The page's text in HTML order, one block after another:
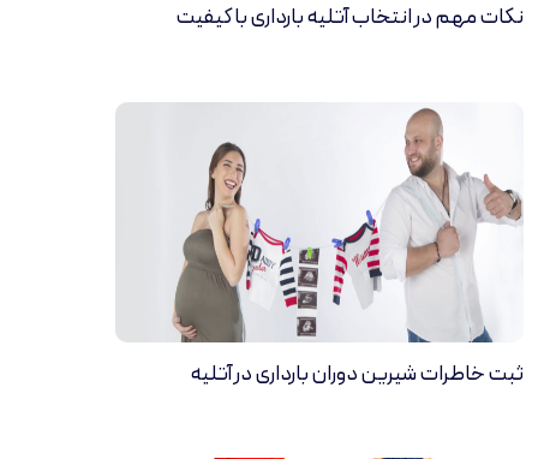
نکات مهم در انتخاب آتلیه بارداری با کیفیت
ثبت خاطرات شیرین دوران بارداری در آتلیه